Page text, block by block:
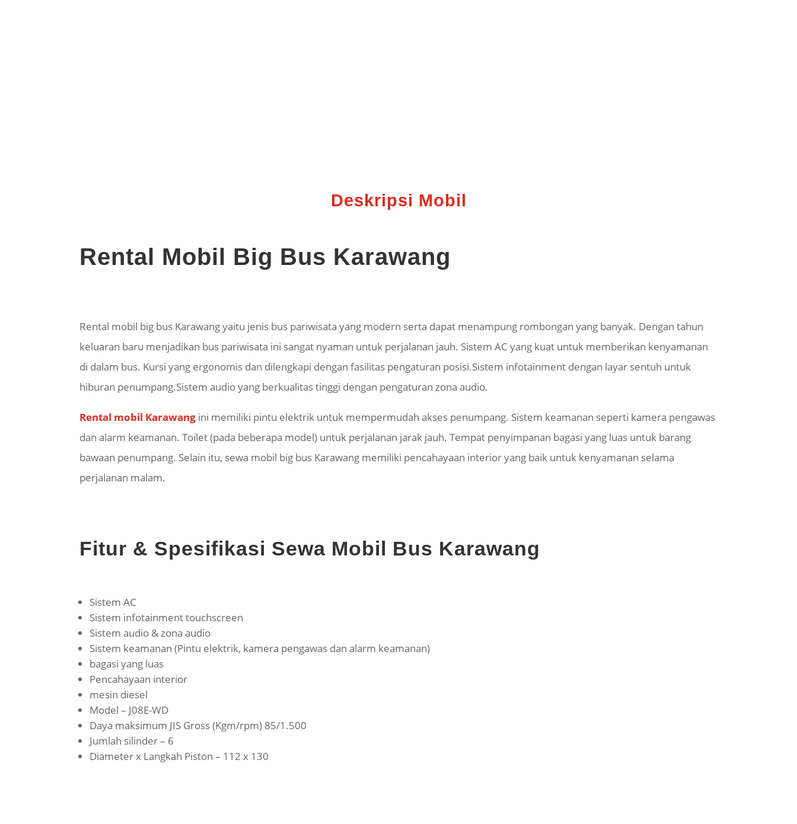
Deskripsi Mobil
Rental Mobil Big Bus Karawang
Rental mobil big bus Karawang yaitu jenis bus pariwisata yang modern serta dapat menampung rombongan yang banyak. Dengan tahun
keluaran baru menjadikan bus pariwisata ini sangat nyaman untuk perjalanan jauh. Sistem AC yang kuat untuk memberikan kenyamanan
di dalam bus. Kursi yang ergonomis dan dilengkapi dengan fasilitas pengaturan posisi.Sistem infotainment dengan layar sentuh untuk
hiburan penumpang.Sistem audio yang berkualitas tinggi dengan pengaturan zona audio.
Rental mobil Karawang ini memiliki pintu elektrik untuk mempermudah akses penumpang. Sistem keamanan seperti kamera pengawas
dan alarm keamanan. Toilet (pada beberapa model) untuk perjalanan jarak jauh. Tempat penyimpanan bagasi yang luas untuk barang
bawaan penumpang. Selain itu, sewa mobil big bus Karawang memiliki pencahayaan interior yang baik untuk kenyamanan selama
perjalanan malam.
Fitur & Spesifikasi Sewa Mobil Bus Karawang
Sistem AC
Sistem infotainment touchscreen
Sistem audio & zona audio
Sistem keamanan (Pintu elektrik, kamera pengawas dan alarm keamanan)
bagasi yang luas
Pencahayaan interior
mesin diesel
Model – J08E-WD
Daya maksimum JIS Gross (Kgm/rpm) 85/1.500
Jumlah silinder – 6
Diameter x Langkah Piston – 112 x 130